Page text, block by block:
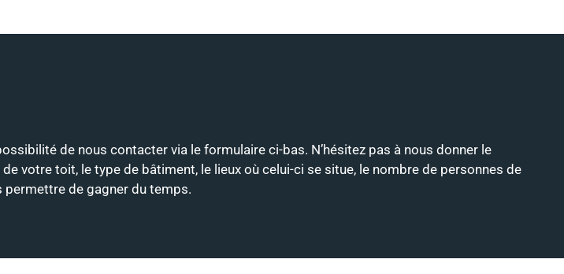
de nous contacter via le formulaire ci-bas. N’hésitez pas à nous donner le
votre toit, le type de bâtiment, le lieux où celui-ci se situe, le nombre de personnes de
de gagner du temps.